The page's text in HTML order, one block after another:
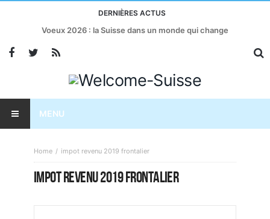
DERNIÈRES ACTUS
Voeux 2026 : la Suisse dans un monde qui change
MENU
Home impot revenu 2019 frontalier
IMPOT REVENU 2019 FRONTALIER